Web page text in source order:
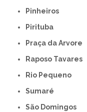
Pinheiros
Pirituba
Praça da Arvore
Raposo Tavares
Rio Pequeno
Sumaré
São Domingos